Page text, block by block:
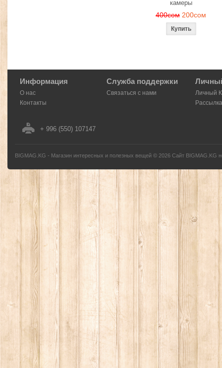
камеры
400сом 200сом
Информация
О нас
Контакты
Служба поддержки
Связаться с нами
Личный
Рассылка
+ 996 (550) 107147
BIGMAG.KG - Магазин интересных и полезных вещей © 2026 Сайт BIGMAG.KG
без письменного разрешения автора - запрещено, и будет преследоваться по